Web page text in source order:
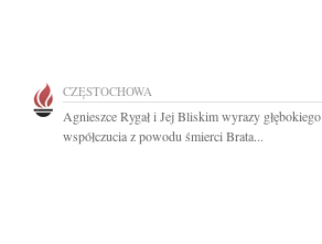
CZĘSTOCHOWA
Agnieszce Rygał i Jej Bliskim wyrazy głębokiego
współczucia z powodu śmierci Brata...